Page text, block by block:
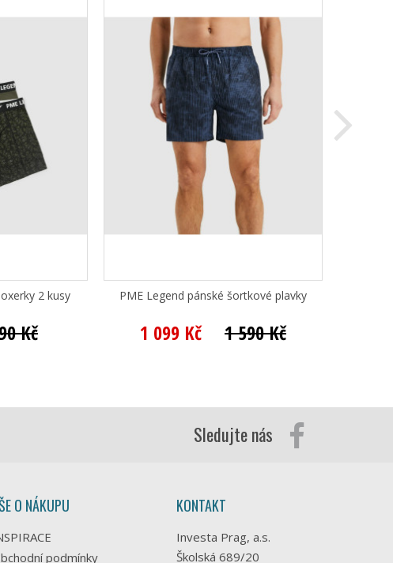
2 kusy
Kč
PME Legend pánské šortkové plavky
1 099 Kč 1 590 Kč
Sledujte nás
O NÁKUPU
podmínky
KONTAKT
Investa Prag, a.s.
Školská 689/20